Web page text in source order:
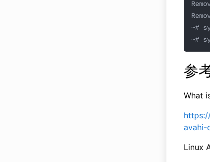
参
What
avahi-
Linux